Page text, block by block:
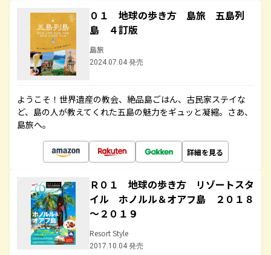
０１ 地球の歩き方 島旅 五島列
島 ４訂版
島旅
2024.07.04 発売
ようこそ！世界遺産の教会、絶品島ごはん、古民家ステイな
ど、島の人が教えてくれた五島の魅力をギュッと凝縮。さあ、
島旅へ。
詳細を見る
Ｒ０１ 地球の歩き方 リゾートスタ
イル ホノルル＆オアフ島 ２０１８
～２０１９
Resort Style
2017.10.04 発売